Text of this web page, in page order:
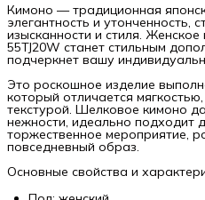
Кимоно — традиционная
элегантность и утонченность,
изысканности и стиля.
55TJ20W станет стильным
подчеркнет вашу
Это роскошное изделие
который отличается
текстурой. Шелковое кимоно
нежности, идеально подходит
торжественное мероприятие,
повседневный образ.
Основные свойства и